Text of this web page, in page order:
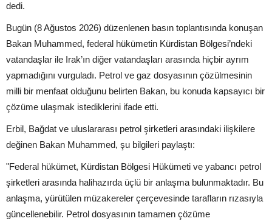
dedi.
Bugün (8 Ağustos 2026) düzenlenen basın toplantısında konuşan
Bakan Muhammed, federal hükümetin Kürdistan Bölgesi’ndeki
vatandaşlar ile Irak’ın diğer vatandaşları arasında hiçbir ayrım
yapmadığını vurguladı. Petrol ve gaz dosyasının çözülmesinin
milli bir menfaat olduğunu belirten Bakan, bu konuda kapsayıcı bir
çözüme ulaşmak istediklerini ifade etti.
Erbil, Bağdat ve uluslararası petrol şirketleri arasındaki ilişkilere
değinen Bakan Muhammed, şu bilgileri paylaştı:
"Federal hükümet, Kürdistan Bölgesi Hükümeti ve yabancı petrol
şirketleri arasında halihazırda üçlü bir anlaşma bulunmaktadır. Bu
anlaşma, yürütülen müzakereler çerçevesinde tarafların rızasıyla
güncellenebilir. Petrol dosyasının tamamen çözüme